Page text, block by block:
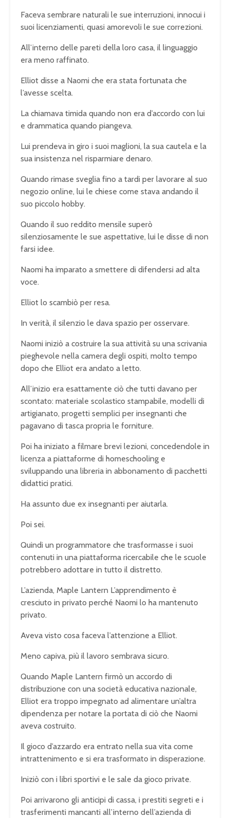
Faceva sembrare naturali le sue interruzioni, innocui i
suoi licenziamenti, quasi amorevoli le sue correzioni.
All’interno delle pareti della loro casa, il linguaggio
era meno raffinato.
Elliot disse a Naomi che era stata fortunata che
l’avesse scelta.
La chiamava timida quando non era d’accordo con lui
e drammatica quando piangeva.
Lui prendeva in giro i suoi maglioni, la sua cautela e la
sua insistenza nel risparmiare denaro.
Quando rimase sveglia fino a tardi per lavorare al suo
negozio online, lui le chiese come stava andando il
suo piccolo hobby.
Quando il suo reddito mensile superò
silenziosamente le sue aspettative, lui le disse di non
farsi idee.
Naomi ha imparato a smettere di difendersi ad alta
voce.
Elliot lo scambiò per resa.
In verità, il silenzio le dava spazio per osservare.
Naomi iniziò a costruire la sua attività su una scrivania
pieghevole nella camera degli ospiti, molto tempo
dopo che Elliot era andato a letto.
All’inizio era esattamente ciò che tutti davano per
scontato: materiale scolastico stampabile, modelli di
artigianato, progetti semplici per insegnanti che
pagavano di tasca propria le forniture.
Poi ha iniziato a filmare brevi lezioni, concedendole in
licenza a piattaforme di homeschooling e
sviluppando una libreria in abbonamento di pacchetti
didattici pratici.
Ha assunto due ex insegnanti per aiutarla.
Poi sei.
Quindi un programmatore che trasformasse i suoi
contenuti in una piattaforma ricercabile che le scuole
potrebbero adottare in tutto il distretto.
L’azienda, Maple Lantern L’apprendimento è
cresciuto in privato perché Naomi lo ha mantenuto
privato.
Aveva visto cosa faceva l’attenzione a Elliot.
Meno capiva, più il lavoro sembrava sicuro.
Quando Maple Lantern firmò un accordo di
distribuzione con una società educativa nazionale,
Elliot era troppo impegnato ad alimentare un’altra
dipendenza per notare la portata di ciò che Naomi
aveva costruito.
Il gioco d’azzardo era entrato nella sua vita come
intrattenimento e si era trasformato in disperazione.
Iniziò con i libri sportivi e le sale da gioco private.
Poi arrivarono gli anticipi di cassa, i prestiti segreti e i
trasferimenti mancanti all’interno dell’azienda di